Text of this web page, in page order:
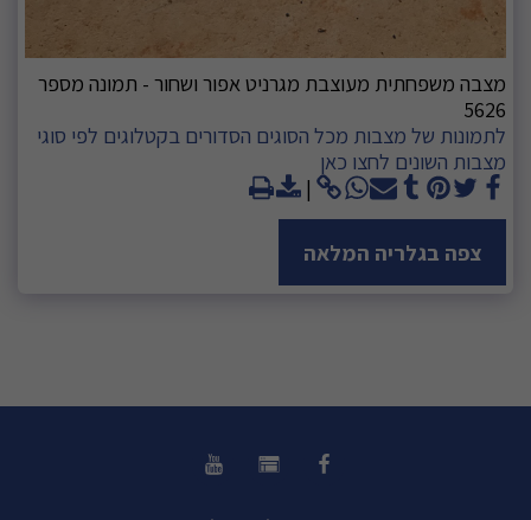
מצבה משפחתית מעוצבת מגרניט אפור ושחור - תמונה מספר
5626
לתמונות של מצבות מכל הסוגים הסדורים בקטלוגים לפי סוגי
מצבות השונים לחצו כאן
צפה בגלריה המלאה